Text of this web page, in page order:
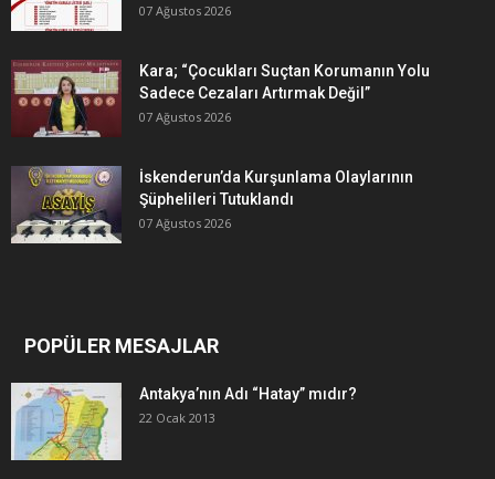
07 Ağustos 2026
Kara; “Çocukları Suçtan Korumanın Yolu
Sadece Cezaları Artırmak Değil”
07 Ağustos 2026
İskenderun’da Kurşunlama Olaylarının
Şüphelileri Tutuklandı
07 Ağustos 2026
POPÜLER MESAJLAR
Antakya’nın Adı “Hatay” mıdır?
22 Ocak 2013